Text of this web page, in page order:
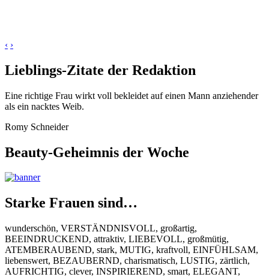
‹ ›
Lieblings-Zitate der Redaktion
Eine richtige Frau wirkt voll bekleidet auf einen Mann anziehender
als ein nacktes Weib.
Romy Schneider
Beauty-Geheimnis der Woche
Starke Frauen sind…
wunderschön, VERSTÄNDNISVOLL, großartig,
BEEINDRUCKEND, attraktiv, LIEBEVOLL, großmütig,
ATEMBERAUBEND, stark, MUTIG, kraftvoll, EINFÜHLSAM,
liebenswert, BEZAUBERND, charismatisch, LUSTIG, zärtlich,
AUFRICHTIG, clever, INSPIRIEREND, smart, ELEGANT,